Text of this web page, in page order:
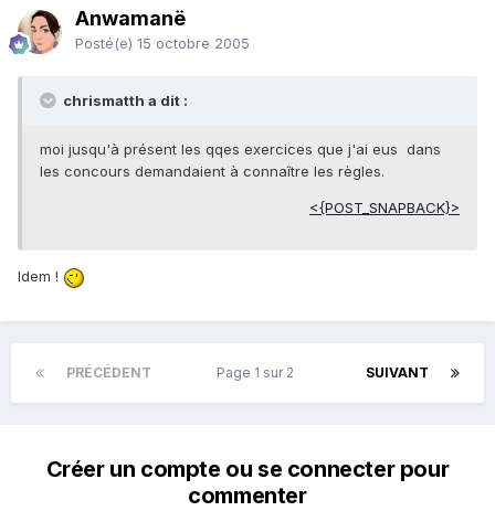
Anwamanë
Posté(e) 15 octobre 2005
chrismatth a dit :
moi jusqu'à présent les qqes exercices que j'ai eus dans
les concours demandaient à connaître les règles.
<{POST_SNAPBACK}>
Idem !
PRÉCÉDENT SUIVANT
Page 1 sur 2
Créer un compte ou se connecter pour
commenter